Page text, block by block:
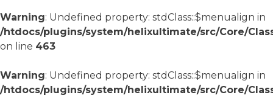
Warning: Undefined property: stdClass::$menualign in
/htdocs/plugins/system/helixultimate/src/Core/
on line 463
Warning: Undefined property: stdClass::$menualign in
/htdocs/plugins/system/helixultimate/src/Core/